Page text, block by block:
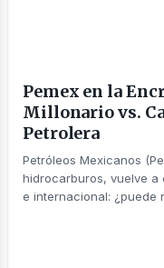
Pemex en la
Millonario vs.
Petrolera
Petróleos Mexicanos
hidrocarburos, vuelve a
e internacional: ¿puede